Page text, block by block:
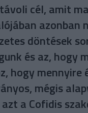
cél, amit
azonban
döntések
és az, hogy
hogy mennyire
mégis
a Cofidis